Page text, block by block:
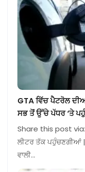
GTA ਵਿੱਚ ਪੈਟਰੋਲ
ਸਭ ਤੋਂ ਉੱਚੇ ਪੱਧਰ ‘ਤੇ
Share this post
ਲੀਟਰ ਤੱਕ ਪਹੁੰਚਣਗੀਆਂ
ਵਾਲੀ…